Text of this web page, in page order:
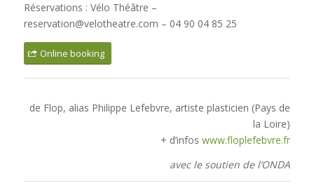
Réservations : Vélo Théâtre –
reservation@velotheatre.com – 04 90 04 85 25
Online booking
de Flop, alias Philippe Lefebvre, artiste plasticien (Pays de
la Loire)
+ d’infoswww.floplefebvre.fr
avec le soutien de l’ONDA